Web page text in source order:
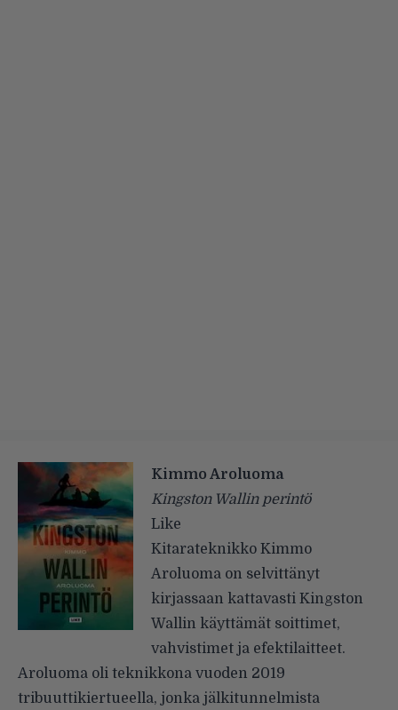
Kimmo Aroluoma
Kingston Wallin perintö
Like
Kitarateknikko Kimmo
Aroluoma on selvittänyt
kirjassaan kattavasti Kingston
Wallin käyttämät soittimet,
vahvistimet ja efektilaitteet.
Aroluoma oli teknikkona vuoden 2019
tribuuttikiertueella, jonka jälkitunnelmista